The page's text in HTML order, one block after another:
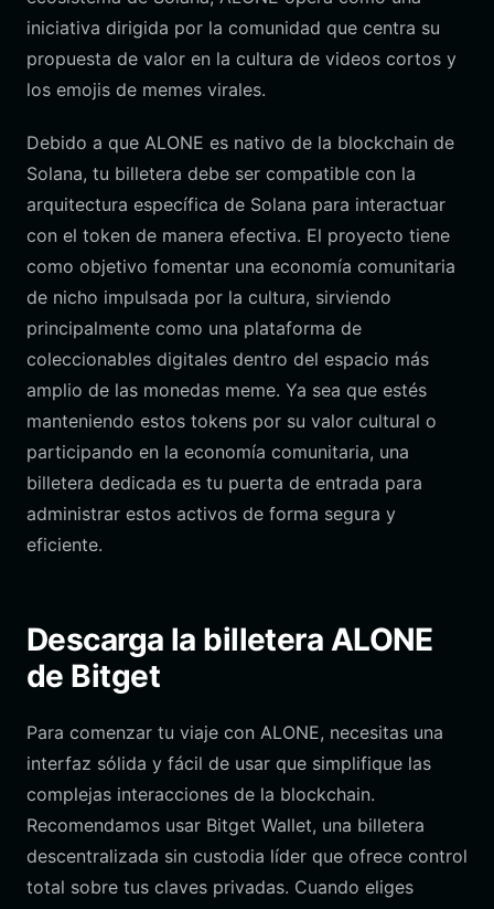
iniciativa dirigida por la comunidad que centra su
propuesta de valor en la cultura de videos cortos y
los emojis de memes virales.
Debido a que ALONE es nativo de la blockchain de
Solana, tu billetera debe ser compatible con la
arquitectura específica de Solana para interactuar
con el token de manera efectiva. El proyecto tiene
como objetivo fomentar una economía comunitaria
de nicho impulsada por la cultura, sirviendo
principalmente como una plataforma de
coleccionables digitales dentro del espacio más
amplio de las monedas meme. Ya sea que estés
manteniendo estos tokens por su valor cultural o
participando en la economía comunitaria, una
billetera dedicada es tu puerta de entrada para
administrar estos activos de forma segura y
eficiente.
Descarga la billetera ALONE
de Bitget
Para comenzar tu viaje con ALONE, necesitas una
interfaz sólida y fácil de usar que simplifique las
complejas interacciones de la blockchain.
Recomendamos usar Bitget Wallet, una billetera
descentralizada sin custodia líder que ofrece control
total sobre tus claves privadas. Cuando eliges